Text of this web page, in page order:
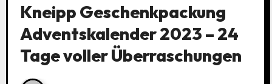
Kneipp Geschenkpackung
Adventskalender 2023 – 24
Tage voller Überraschungen